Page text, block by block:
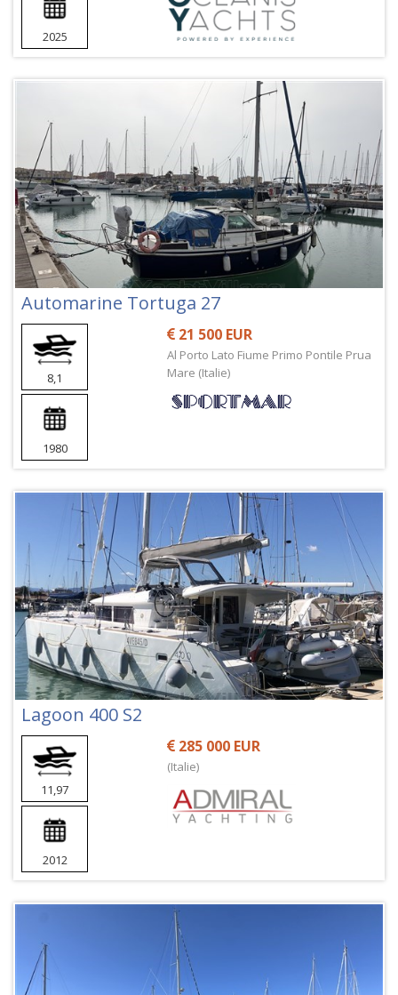
2025
Automarine Tortuga 27
8,1
1980
21 500 EUR
Al Porto Lato Fiume Primo Pontile Prua
Mare (Italie)
Lagoon 400 S2
11,97
2012
285 000 EUR
(Italie)